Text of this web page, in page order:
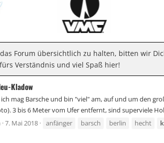
Forum übersichtlich zu halten, bitten wir
Verständnis und viel Spaß hier!
Kladow
mag Barsche und bin "viel" am, auf und um den
3 bis 6 Meter vom Ufer entfernt, sind superviele
7. Mai 2018 anfänger barsch berlin hecht